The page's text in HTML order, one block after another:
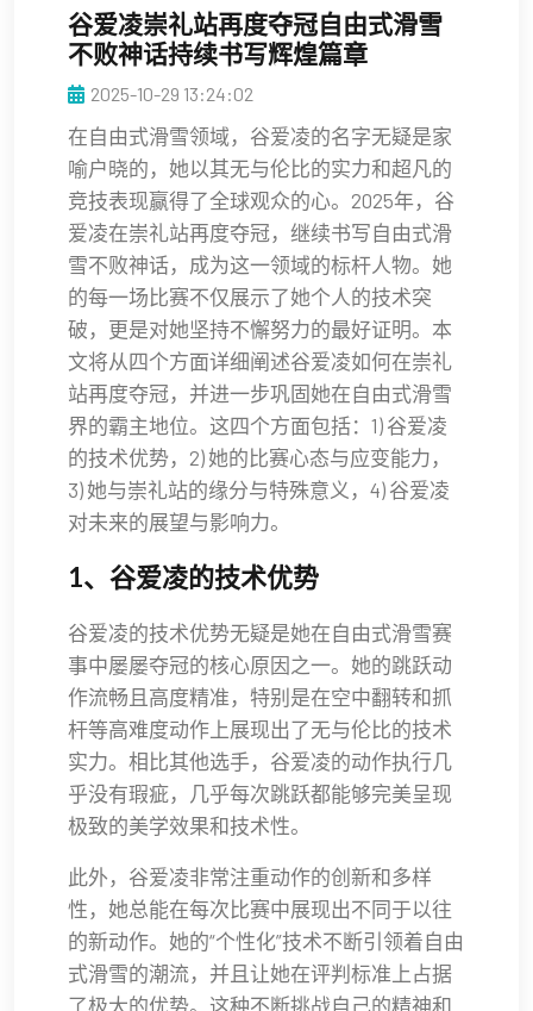
谷爱凌崇礼站再度夺冠自由式滑雪
不败神话持续书写辉煌篇章
2025-10-29 13:24:02
在自由式滑雪领域，谷爱凌的名字无疑是家
喻户晓的，她以其无与伦比的实力和超凡的
竞技表现赢得了全球观众的心。2025年，谷
爱凌在崇礼站再度夺冠，继续书写自由式滑
雪不败神话，成为这一领域的标杆人物。她
的每一场比赛不仅展示了她个人的技术突
破，更是对她坚持不懈努力的最好证明。本
文将从四个方面详细阐述谷爱凌如何在崇礼
站再度夺冠，并进一步巩固她在自由式滑雪
界的霸主地位。这四个方面包括：1) 谷爱凌
的技术优势，2) 她的比赛心态与应变能力，
3) 她与崇礼站的缘分与特殊意义，4) 谷爱凌
对未来的展望与影响力。
1、谷爱凌的技术优势
谷爱凌的技术优势无疑是她在自由式滑雪赛
事中屡屡夺冠的核心原因之一。她的跳跃动
作流畅且高度精准，特别是在空中翻转和抓
杆等高难度动作上展现出了无与伦比的技术
实力。相比其他选手，谷爱凌的动作执行几
乎没有瑕疵，几乎每次跳跃都能够完美呈现
极致的美学效果和技术性。
此外，谷爱凌非常注重动作的创新和多样
性，她总能在每次比赛中展现出不同于以往
的新动作。她的“个性化”技术不断引领着自由
式滑雪的潮流，并且让她在评判标准上占据
了极大的优势。这种不断挑战自己的精神和